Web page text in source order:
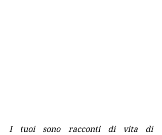
I tuoi sono racconti di vita di